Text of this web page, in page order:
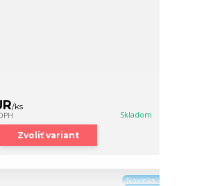
/ks
Skladom
Zvoliť variant
Novinka